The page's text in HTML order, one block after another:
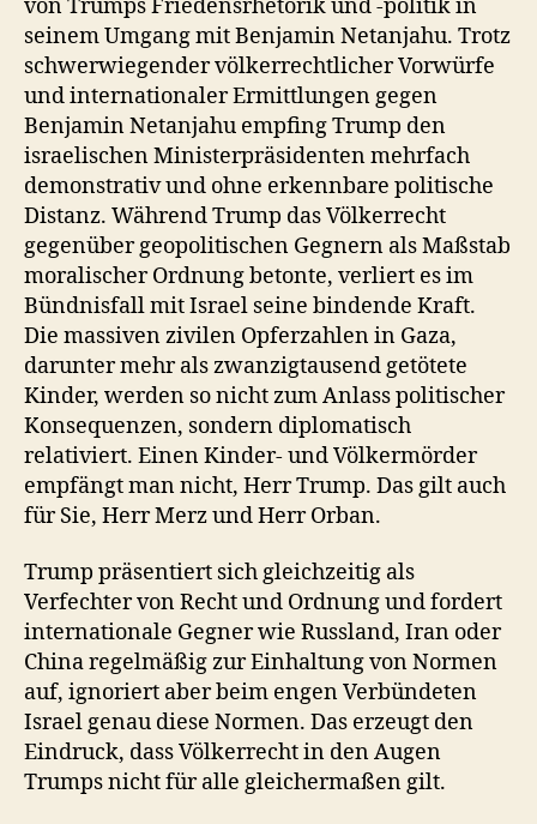
von Trumps Friedensrhetorik und -politik in
seinem Umgang mit Benjamin Netanjahu. Trotz
schwerwiegender völkerrechtlicher Vorwürfe
und internationaler Ermittlungen gegen
Benjamin Netanjahu empfing Trump den
israelischen Ministerpräsidenten mehrfach
demonstrativ und ohne erkennbare politische
Distanz. Während Trump das Völkerrecht
gegenüber geopolitischen Gegnern als Maßstab
moralischer Ordnung betonte, verliert es im
Bündnisfall mit Israel seine bindende Kraft.
Die massiven zivilen Opferzahlen in Gaza,
darunter mehr als zwanzigtausend getötete
Kinder, werden so nicht zum Anlass politischer
Konsequenzen, sondern diplomatisch
relativiert. Einen Kinder- und Völkermörder
empfängt man nicht, Herr Trump. Das gilt auch
für Sie, Herr Merz und Herr Orban.
Trump präsentiert sich gleichzeitig als
Verfechter von Recht und Ordnung und fordert
internationale Gegner wie Russland, Iran oder
China regelmäßig zur Einhaltung von Normen
auf, ignoriert aber beim engen Verbündeten
Israel genau diese Normen. Das erzeugt den
Eindruck, dass Völkerrecht in den Augen
Trumps nicht für alle gleichermaßen gilt.